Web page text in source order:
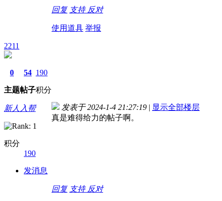
回复 支持 反对
使用道具 举报
2211
0
主题
54
帖子
190
积分
新人入帮
积分
190
发消息
发表于 2024-1-4 21:27:19 | 显示全部楼层
真是难得给力的帖子啊。
回复 支持 反对